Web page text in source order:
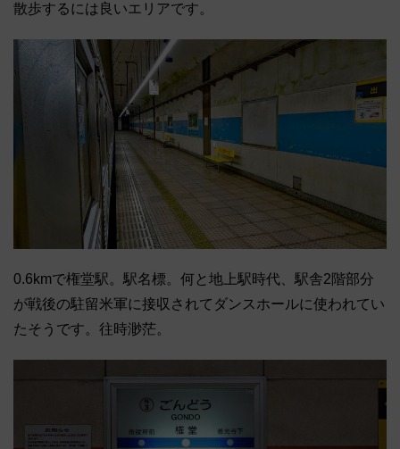
散歩するには良いエリアです。
0.6kmで権堂駅。駅名標。何と地上駅時代、駅舎2階部分
が戦後の駐留米軍に接収されてダンスホールに使われてい
たそうです。往時渺茫。